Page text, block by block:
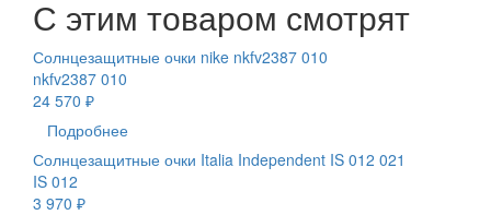
С этим товаром смотрят
Солнцезащитные очки nike nkfv2387 010
nkfv2387 010
24 570 ₽
Подробнее
Солнцезащитные очки Italia Independent IS 012 021
IS 012
3 970 ₽